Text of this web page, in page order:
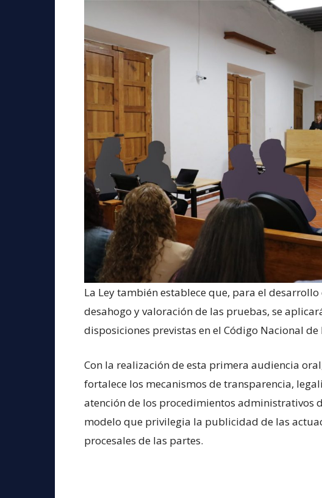
La Ley también establece que, para el
desahogo y valoración de las pruebas, se
disposiciones previstas en el Código Nacional de
Con la realización de esta primera audiencia
fortalece los mecanismos de transparencia,
atención de los procedimientos administrativos
modelo que privilegia la publicidad de las
procesales de las partes.